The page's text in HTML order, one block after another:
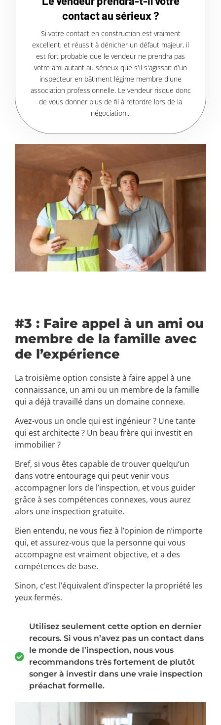
contact au sérieux ?
Si votre contact en construction est vraiment
excellent, et réussit à dénicher un défaut majeur, il
est fort probable que le vendeur ne prendra pas
votre ami autant au sérieux que s'il s'agissait d'un
inspecteur en bâtiment légime membre d'une
association professionnelle. Le vendeur risque donc
de vous donner plus de fil à retordre lors de la
négociation...
#3 : Faire appel à un ami ou
membre de la famille avec
de l’expérience
La troisième option consiste à faire appel à une
connaissance, un ami ou un membre de la famille
qui a déjà travaillé dans un domaine connexe.
Avez-vous un oncle qui est ingénieur ? Une tante
qui est architecte ? Un beau frère qui investit en
immobilier ?
Bref, si vous êtes capable de trouver quelqu’un
dans votre entourage qui peut venir vous
accompagner lors de l’inspection, et vous guider
grâce à ses compétences connexes, vous aurez
alors une inspection gratuite.
Bien entendu, ne vous fiez à l’opinion de n’importe
qui, et assurez-vous que la personne qui vous
accompagne est vraiment objective, et a des
compétences de base.
Sinon, c’est l’équivalent d’inspecter la propriété les
yeux fermés.
Utilisez seulement cette option en dernier
recours. Si vous n’avez pas un contact dans
le monde de l’inspection, nous vous
recommandons très fortement de plutôt
songer à investir dans une vraie inspection
préachat formelle.